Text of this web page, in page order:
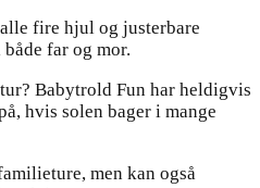
fire hjul og justerbare
far og mor.
Babytrold Fun har heldigvis
hvis solen bager i mange
men kan også